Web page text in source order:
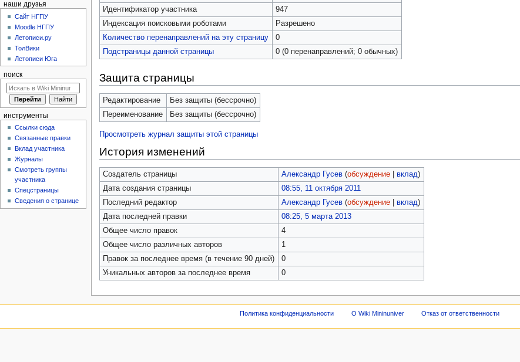
Идентификатор участника
947
Индексация поисковыми роботами
Разрешено
Количество перенаправлений на эту страницу
0
Подстраницы данной страницы
0 (0 перенаправлений; 0 обычных)
Защита страницы
Редактирование
Без защиты (бессрочно)
Переименование
Без защиты (бессрочно)
Просмотреть журнал защиты этой страницы
История изменений
Создатель страницы Александр Гусев (обсуждение| вклад)
Дата создания страницы
08:55, 11 октября 2011
Последний редактор
Александр Гусев (обсуждение| вклад)
Дата последней правки
08:25, 5 марта 2013
Общее число правок
4
Общее число различных авторов
1
Правок за последнее время (в течение 90 дней)
0
Уникальных авторов за последнее время
0
наши друзья
Cайт НГПУ
Moodle НГПУ
Летописи.ру
ТолВики
Летописи Юга
поиск
инструменты
Ссылки сюда
Связанные правки
Вклад участника
Журналы
Смотреть группы
участника
Спецстраницы
Сведения о странице
Политика конфиденциальности О Wiki Mininuniver Отказ от ответственности